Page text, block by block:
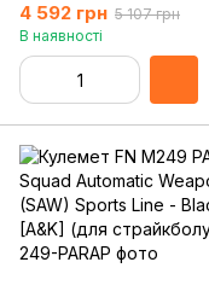
4 592 грн 5 107 грн
В наявності